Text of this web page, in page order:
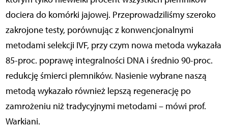
dociera do komórki jajowej. Przeprowadziliśmy szeroko
zakrojone testy, porównując z konwencjonalnymi
metodami selekcji IVF, przy czym nowa metoda wykazała
85-proc. poprawę integralności DNA i średnio 90-proc.
redukcję śmierci plemników. Nasienie wybrane naszą
metodą wykazało również lepszą regenerację po
zamrożeniu niż tradycyjnymi metodami – mówi prof.
Warkiani.